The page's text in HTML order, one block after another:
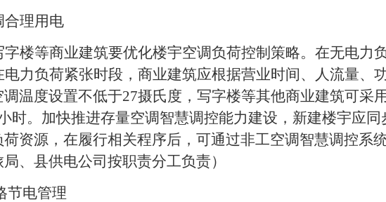
合理用电
楼等商业建筑要优化楼宇空调负荷控制策略。在无电力
电力负荷紧张时段，商业建筑应根据营业时间、人流量、
温度设置不低于27摄氏度，写字楼等其他商业建筑可采
时。加快推进存量空调智慧调控能力建设，新建楼宇应
资源，在履行相关程序后，可通过非工空调智慧调控系
、 县供电公司 按职责分工负责）
节电管理